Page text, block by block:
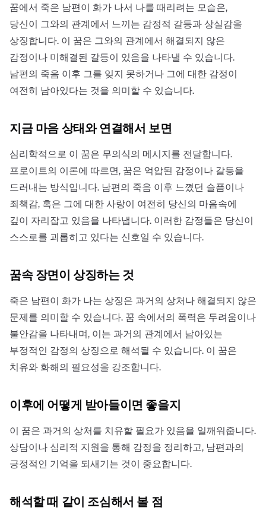
꿈에서 죽은 남편이 화가 나서 나를 때리려는 모습은,
당신이 그와의 관계에서 느끼는 감정적 갈등과 상실감을
상징합니다. 이 꿈은 그와의 관계에서 해결되지 않은
감정이나 미해결된 갈등이 있음을 나타낼 수 있습니다.
남편의 죽음 이후 그를 잊지 못하거나 그에 대한 감정이
여전히 남아있다는 것을 의미할 수 있습니다.
지금 마음 상태와 연결해서 보면
심리학적으로 이 꿈은 무의식의 메시지를 전달합니다.
프로이트의 이론에 따르면, 꿈은 억압된 감정이나 갈등을
드러내는 방식입니다. 남편의 죽음 이후 느꼈던 슬픔이나
죄책감, 혹은 그에 대한 사랑이 여전히 당신의 마음속에
깊이 자리잡고 있음을 나타냅니다. 이러한 감정들은 당신이
스스로를 괴롭히고 있다는 신호일 수 있습니다.
꿈속 장면이 상징하는 것
죽은 남편이 화가 나는 상징은 과거의 상처나 해결되지 않은
문제를 의미할 수 있습니다. 꿈 속에서의 폭력은 두려움이나
불안감을 나타내며, 이는 과거의 관계에서 남아있는
부정적인 감정의 상징으로 해석될 수 있습니다. 이 꿈은
치유와 화해의 필요성을 강조합니다.
이후에 어떻게 받아들이면 좋을지
이 꿈은 과거의 상처를 치유할 필요가 있음을 일깨워줍니다.
상담이나 심리적 지원을 통해 감정을 정리하고, 남편과의
긍정적인 기억을 되새기는 것이 중요합니다.
해석할 때 같이 조심해서 볼 점